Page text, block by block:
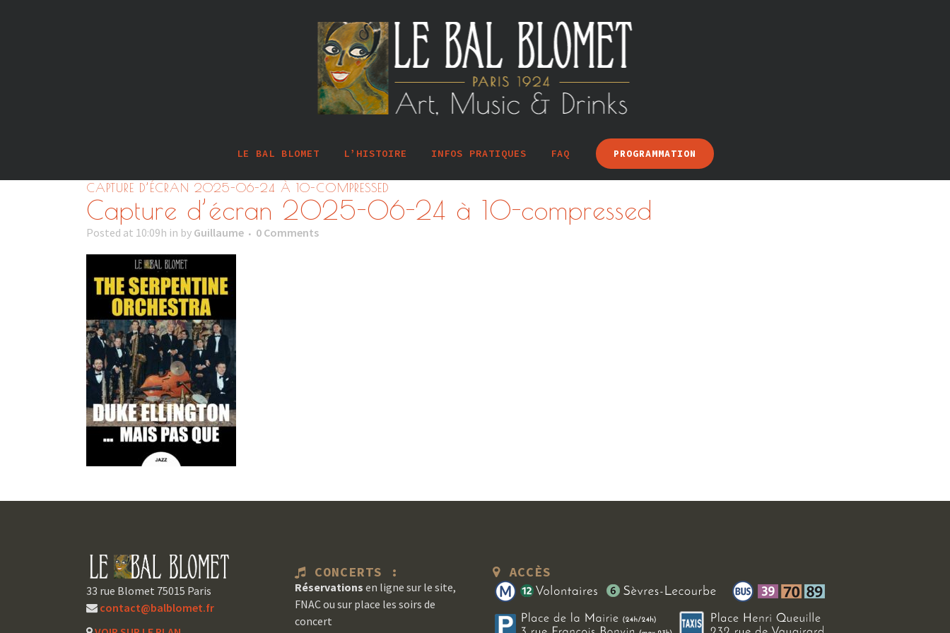
LE BAL BLOMET L’HISTOIRE INFOS PRATIQUES FAQ PROGRAMMATION
CAPTURE D’ÉCRAN 2025-06-24 À 10-COMPRESSED
Capture d’écran 2025-06-24 à 10-compressed
Posted at 10:09h in by Guillaume 0 Comments
33 rue Blomet 75015 Paris
contact@balblomet.fr
CONCERTS :
Réservations en ligne sur le site,
FNAC ou sur place les soirs de
concert
ACCÈS